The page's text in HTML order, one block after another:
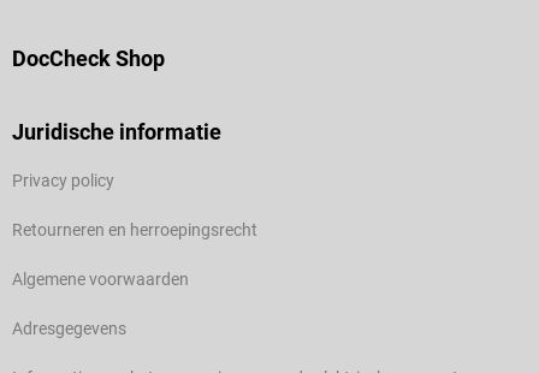
DocCheck Shop
Juridische informatie
Privacy policy
Retourneren en herroepingsrecht
Algemene voorwaarden
Adresgegevens